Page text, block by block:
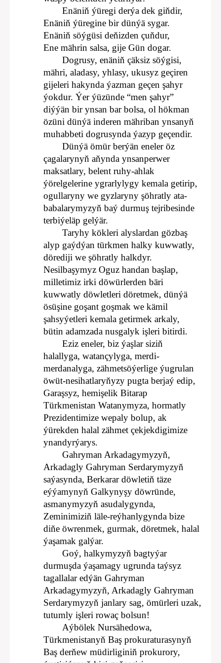
Enäniň ýüregi derýa dek giňdir,
Enäniň ýüregine bir dünýä sygar.
Enäniň söýgüsi deňizden çuňdur,
Ene mährin salsa, gije Gün dogar.
Dogrusy, enäniň çäksiz söýgisi,
mähri, aladasy, yhlasy, ukusyz geçiren
gijeleri hakynda ýazman geçen şahyr
ýokdur. Ýer ýüzünde “men şahyr”
diýýän bir ynsan bar bolsa, ol hökman
özüni dünýä inderen mähriban ynsanyň
muhabbeti dogrusynda ýazyp geçendir.
Dünýä ömür berýän eneler öz
çagalarynyň aňynda ynsanperwer
maksatlary, belent ruhy-ahlak
ýörelgelerine ygrarlylygy kemala getirip,
ogullaryny we gyzlaryny şöhratly ata-
babalarymyzyň baý durmuş tejribesinde
terbiýeläp gelýär.
Taryhy kökleri alyslardan gözbaş
alyp gaýdýan türkmen halky kuwwatly,
dörediji we şöhratly halkdyr.
Nesilbaşymyz Oguz handan başlap,
milletimiz irki döwürlerden bäri
kuwwatly döwletleri döretmek, dünýä
ösüşine goşant goşmak we kämil
şahsyýetleri kemala getirmek arkaly,
bütin adamzada nusgalyk işleri bitirdi.
Eziz eneler, biz ýaşlar siziň
halallyga, watançylyga, merdi-
merdanalyga, zähmetsöýerlige ýugrulan
öwüt-nesihatlaryňyzy pugta berjaý edip,
Garaşsyz, hemişelik Bitarap
Türkmenistan Watanymyza, hormatly
Prezidentimize wepaly bolup, ak
ýürekden halal zähmet çekjekdigimize
ynandyrýarys.
Gahryman Arkadagymyzyň,
Arkadagly Gahryman Serdarymyzyň
saýasynda, Berkarar döwletiň täze
eýýamynyň Galkynyşy döwründe,
asmanymyzyň asudalygynda,
Zeminimiziň läle-reýhanlygynda bize
diňe öwrenmek, gurmak, döretmek, halal
ýaşamak galýar.
Goý, halkymyzyň bagtyýar
durmuşda ýaşamagy ugrunda taýsyz
tagallalar edýän Gahryman
Arkadagymyzyň, Arkadagly Gahryman
Serdarymyzyň janlary sag, ömürleri uzak,
tutumly işleri rowaç bolsun!
Aýbölek Nursähedowa,
Türkmenistanyň Baş prokuraturasynyň
Baş derňew müdirliginiň prokurory,